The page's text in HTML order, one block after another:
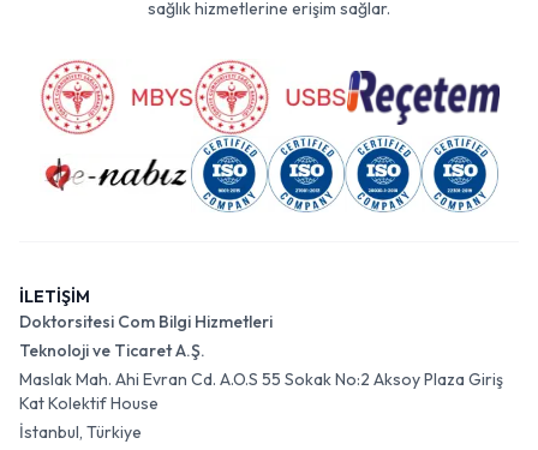
sağlık hizmetlerine erişim sağlar.
İLETİŞİM
Doktorsitesi Com Bilgi Hizmetleri
Teknoloji ve Ticaret A.Ş.
Maslak Mah. Ahi Evran Cd. A.O.S 55 Sokak No:2 Aksoy Plaza Giriş
Kat Kolektif House
İstanbul, Türkiye